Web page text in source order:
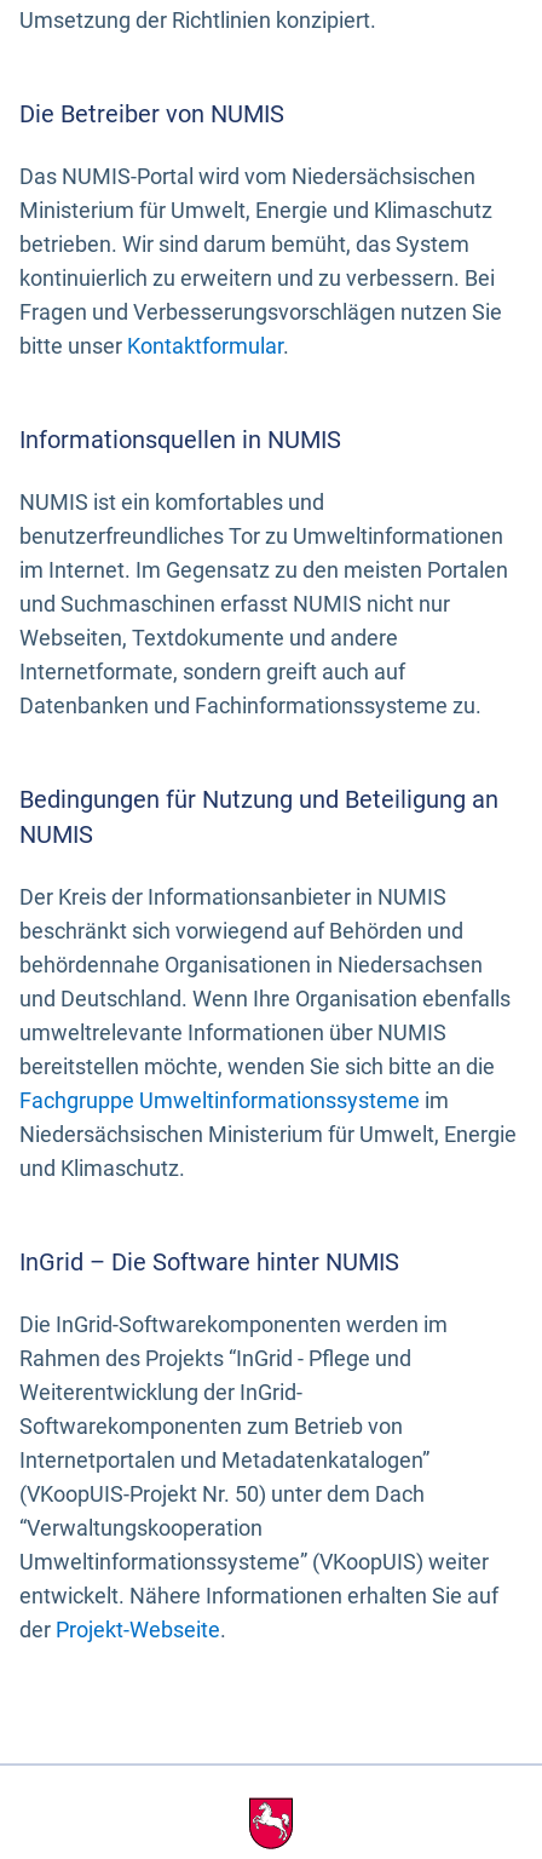
Umsetzung der Richtlinien konzipiert.
Die Betreiber von NUMIS
Das NUMIS-Portal wird vom Niedersächsischen
Ministerium für Umwelt, Energie und Klimaschutz
betrieben. Wir sind darum bemüht, das System
kontinuierlich zu erweitern und zu verbessern. Bei
Fragen und Verbesserungsvorschlägen nutzen Sie
bitte unser Kontaktformular.
Informationsquellen in NUMIS
NUMIS ist ein komfortables und
benutzerfreundliches Tor zu Umweltinformationen
im Internet. Im Gegensatz zu den meisten Portalen
und Suchmaschinen erfasst NUMIS nicht nur
Webseiten, Textdokumente und andere
Internetformate, sondern greift auch auf
Datenbanken und Fachinformationssysteme zu.
Bedingungen für Nutzung und Beteiligung an
NUMIS
Der Kreis der Informationsanbieter in NUMIS
beschränkt sich vorwiegend auf Behörden und
behördennahe Organisationen in Niedersachsen
und Deutschland. Wenn Ihre Organisation ebenfalls
umweltrelevante Informationen über NUMIS
bereitstellen möchte, wenden Sie sich bitte an die
Fachgruppe Umweltinformationssysteme im
Niedersächsischen Ministerium für Umwelt, Energie
und Klimaschutz.
InGrid – Die Software hinter NUMIS
Die InGrid-Softwarekomponenten werden im
Rahmen des Projekts “InGrid - Pflege und
Weiterentwicklung der InGrid-
Softwarekomponenten zum Betrieb von
Internetportalen und Metadatenkatalogen”
(VKoopUIS-Projekt Nr. 50) unter dem Dach
“Verwaltungskooperation
Umweltinformationssysteme” (VKoopUIS) weiter
entwickelt. Nähere Informationen erhalten Sie auf
der Projekt-Webseite.